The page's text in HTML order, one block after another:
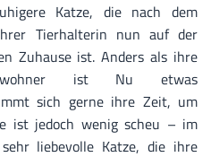
Katze, die nach dem
Tierhalterin nun auf der
Zuhause ist. Anders als ihre
ist Nu etwas
sich gerne ihre Zeit, um
ist jedoch wenig scheu – im
liebevolle Katze, die ihre